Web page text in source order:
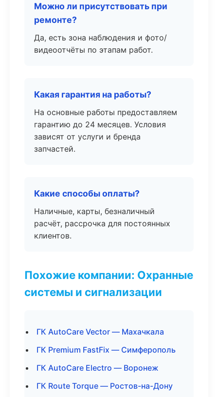
Можно ли присутствовать при
ремонте?
Да, есть зона наблюдения и фото/
видеоотчёты по этапам работ.
Какая гарантия на работы?
На основные работы предоставляем
гарантию до 24 месяцев. Условия
зависят от услуги и бренда
запчастей.
Какие способы оплаты?
Наличные, карты, безналичный
расчёт, рассрочка для постоянных
клиентов.
Похожие компании: Охранные
системы и сигнализации
ГК AutoCare Vector — Махачкала
ГК Premium FastFix — Симферополь
ГК AutoCare Electro — Воронеж
ГК Route Torque — Ростов-на-Дону